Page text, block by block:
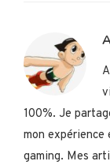
100%. Je
mon expérience
gaming. Mes